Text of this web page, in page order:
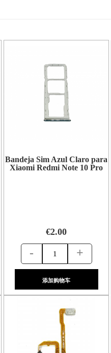
Bandeja Sim Azul Claro para
Xiaomi Redmi Note 10 Pro
€2.00
- +
添加购物车